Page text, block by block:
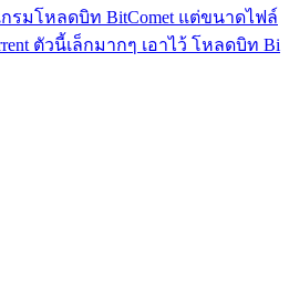
รมโหลดบิท BitComet แต่ขนาดไฟล์
ตัวนี้เล็กมากๆ เอาไว้ โหลดบิท Bi